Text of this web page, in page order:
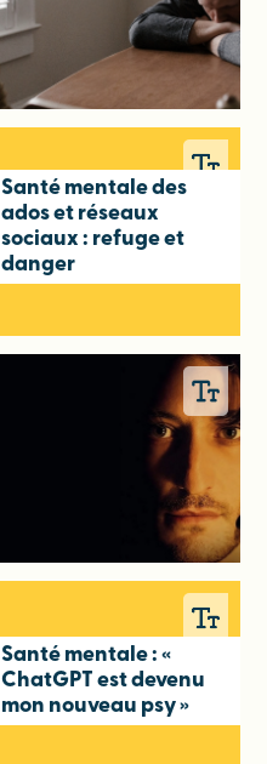
Santé mentale des
ados et réseaux
sociaux : refuge et
danger
Santé mentale : «
ChatGPT est devenu
mon nouveau psy »